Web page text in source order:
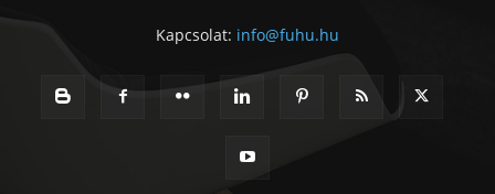
Kapcsolat: info@fuhu.hu